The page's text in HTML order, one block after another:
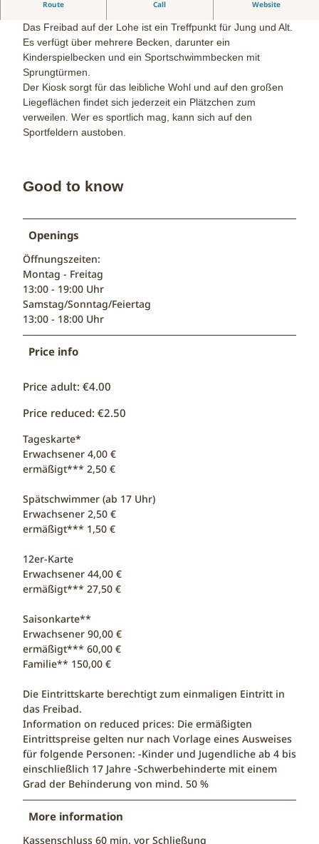
Route Call Website
Das Freibad auf der Lohe ist ein Treffpunkt für Jung und Alt.
Es verfügt über mehrere Becken, darunter ein
Kinderspielbecken und ein Sportschwimmbecken mit
Sprungtürmen.
Der Kiosk sorgt für das leibliche Wohl und auf den großen
Liegeflächen findet sich jederzeit ein Plätzchen zum
verweilen. Wer es sportlich mag, kann sich auf den
Sportfeldern austoben.
Good to know
Openings
Öffnungszeiten:
Montag - Freitag
13:00 - 19:00 Uhr
Samstag/Sonntag/Feiertag
13:00 - 18:00 Uhr
Price info
Price adult: €4.00
Price reduced: €2.50
Tageskarte*
Erwachsener 4,00 €
ermäßigt*** 2,50 €
Spätschwimmer (ab 17 Uhr)
Erwachsener 2,50 €
ermäßigt*** 1,50 €
12er-Karte
Erwachsener 44,00 €
ermäßigt*** 27,50 €
Saisonkarte**
Erwachsener 90,00 €
ermäßigt*** 60,00 €
Familie** 150,00 €
Die Eintrittskarte berechtigt zum einmaligen Eintritt in
das Freibad.
Information on reduced prices: Die ermäßigten
Eintrittspreise gelten nur nach Vorlage eines Ausweises
für folgende Personen: -Kinder und Jugendliche ab 4 bis
einschließlich 17 Jahre -Schwerbehinderte mit einem
Grad der Behinderung von mind. 50 %
More information
Kassenschluss 60 min. vor Schließung